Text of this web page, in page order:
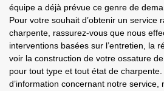
équipe a déjà prévue ce genre de
Pour votre souhait d’obtenir un service
charpente, rassurez-vous que nous
interventions basées sur l’entretien, la
voir la construction de votre ossature
pour tout type et tout état de
d’information concernant notre service,